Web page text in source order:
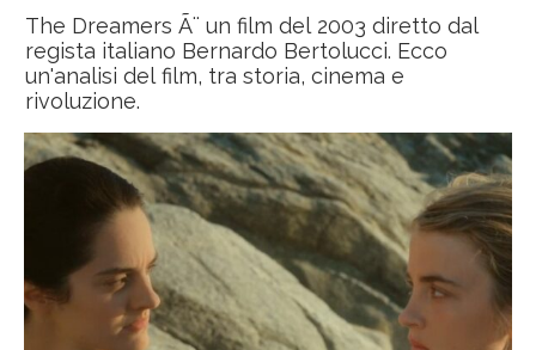
The Dreamers Ã¨ un film del 2003 diretto dal
regista italiano Bernardo Bertolucci. Ecco
un'analisi del film, tra storia, cinema e
rivoluzione.